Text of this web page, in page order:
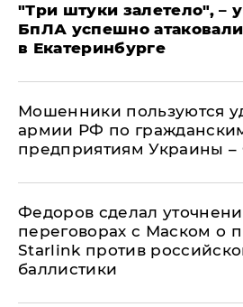
"Три штуки залетело", –
БпЛА успешно
в Екатеринбурге
Мошенники пользуются
армии РФ по
предприятиям Украины
Федоров сделал
переговорах с Маском о
Starlink против
баллистики